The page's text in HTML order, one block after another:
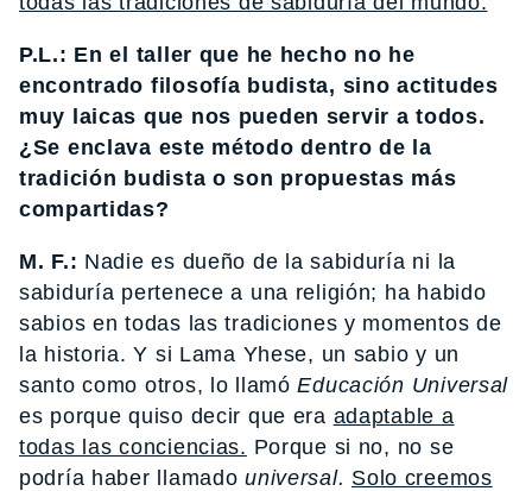
P.L.: En el taller que he hecho no he
encontrado filosofía budista, sino actitudes
muy laicas que nos pueden servir a todos.
¿Se enclava este método dentro de la
tradición budista o son propuestas más
compartidas?
M. F.: Nadie es dueño de la sabiduría ni la
sabiduría pertenece a una religión; ha habido
sabios en todas las tradiciones y momentos de
la historia. Y si Lama Yhese, un sabio y un
santo como otros, lo llamóEducación Universal
es porque quiso decir que era adaptable a
todas las conciencias. Porque si no, no se
podría haber llamadouniversal. Solo creemos